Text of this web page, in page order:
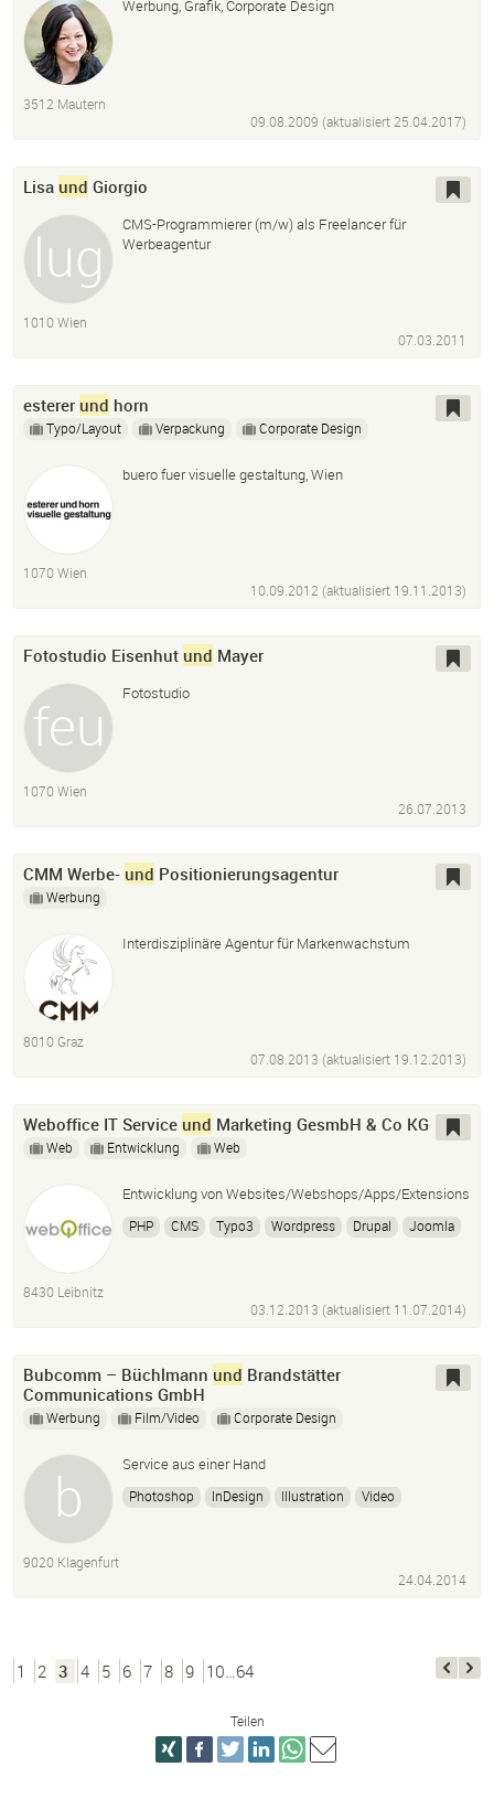
Werbung, Grafik, Corporate Design
3512 Mautern
09.08.2009 (aktualisiert25.04.2017)
Lisa und Giorgio
CMS-Programmierer (m/w) als Freelancer für
Werbeagentur
1010 Wien
07.03.2011
esterer und horn
Typo/Layout Verpackung Corporate Design
buero fuer visuelle gestaltung, Wien
1070 Wien
10.09.2012 (aktualisiert 19.11.2013)
Fotostudio Eisenhut und Mayer
Fotostudio
1070 Wien
26.07.2013
CMM Werbe- und Positionierungsagentur
Werbung
Interdisziplinäre Agentur für Markenwachstum
8010 Graz
07.08.2013 (aktualisiert 19.12.2013)
Weboffice IT Service und Marketing GesmbH & Co KG
Web Entwicklung Web
Entwicklung von Websites/Webshops/Apps/Extensions
PHP CMS Typo3 Wordpress Drupal
Joomla
8430 Leibnitz
03.12.2013 (aktualisiert 11.07.2014)
Bubcomm – Büchlmann und Brandstätter
Communications GmbH
Werbung Film/Video Corporate Design
Service aus einer Hand
Photoshop InDesign Illustration
Video
9020 Klagenfurt
24.04.2014
1 2 3 4 5 6 7 8 9 10…64
Teilen